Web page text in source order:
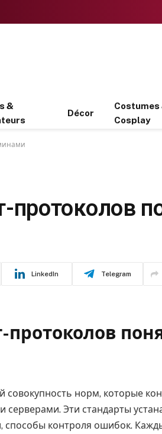
&
Décor
Costumes
Cosplay
протоколов
LinkedIn Telegram
протоколов
совокупность норм, которые
Эти стандарты
контроля ошибок.